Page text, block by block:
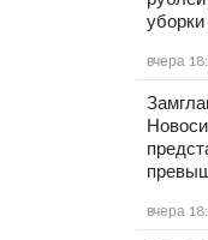
уборки
вчера
вчера